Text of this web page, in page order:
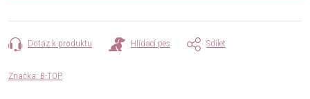
Dotaz k produktu Hlídací pes Sdílet
Značka: B-TOP